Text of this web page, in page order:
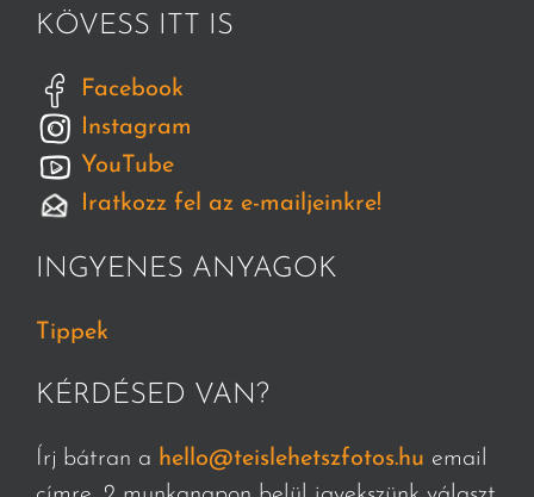
KÖVESS ITT IS
Facebook
Instagram
YouTube
Iratkozz fel az e-mailjeinkre!
INGYENES ANYAGOK
Tippek
KÉRDÉSED VAN?
Írj bátran a hello@teislehetszfotos.hu email